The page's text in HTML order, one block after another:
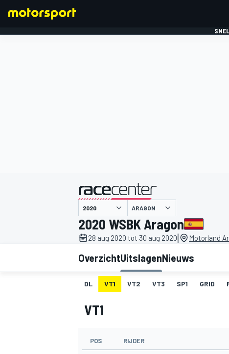
gepresenteerd door
ARAGON
2020 WSBK Aragon
28 aug 2020 tot 30 aug 2020| Motorland
OverzichtUitslagenNieuws
DL VT1 VT2 VT3 SP1 GRID
VT1
POS RIJDER